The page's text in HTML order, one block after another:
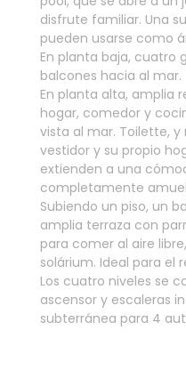
disfrute familiar. Una
pueden usarse como
En planta baja, cuatro
balcones hacia al mar.
En planta alta, amplia
hogar, comedor y
vista al mar. Toilette,
vestidor y su propio
extienden a una
completamente
Subiendo un piso, un
amplia terraza con
para comer al aire
solárium. Ideal para el
Los cuatro niveles se
ascensor y escaleras
subterránea para 4